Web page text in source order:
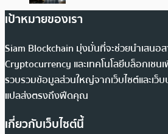
เป้าหมายของเรา
Siam Blockchain มุ่งมั่นที่จะช่วยนำเสนอ
Cryptocurrency และเทคโนโลยีบล็อกเชน
รวบรวมข้อมูลส่วนใหญ่จากเว็บไซต์และเว็
แปลส่งตรงถึงฟีดคุณ
เกี่ยวกับเว็บไซต์นี้